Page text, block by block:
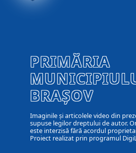
PRIMĂRIA
BRAȘOV
Imaginile și articolele video din
supuse legilor dreptului de autor.
este interzisă fără acordul
Proiect realizat prin programul